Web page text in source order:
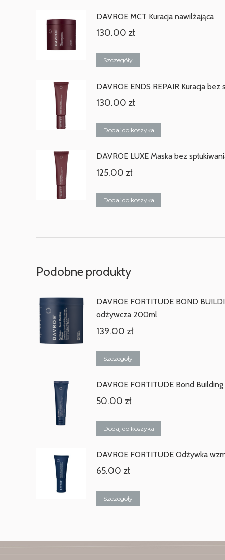
DAVROE MCT Kuracja nawilżająca
130.00 zł
Szczegóły
DAVROE ENDS REPAIR Kuracja bez
130.00 zł
Dodaj do koszyka
DAVROE LUXE Maska bez
125.00 zł
Dodaj do koszyka
Podobne produkty
DAVROE FORTITUDE BOND
odżywcza 200ml
139.00 zł
Szczegóły
DAVROE FORTITUDE Bond
50.00 zł
Dodaj do koszyka
DAVROE FORTITUDE Odżywka
65.00 zł
Szczegóły